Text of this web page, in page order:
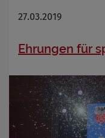
27.03.2019
Ehrungen für